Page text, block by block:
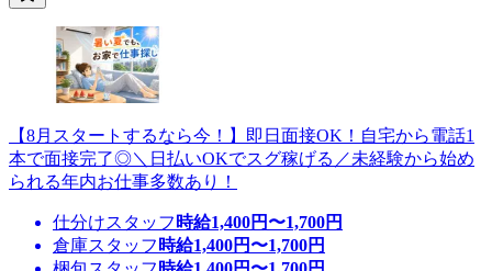
【8月スタートするなら今！】即日面接OK！自宅から電話1
本で面接完了◎＼日払いOKでスグ稼げる／未経験から始め
られる年内お仕事多数あり！
仕分けスタッフ 時給1,400円〜1,700円
倉庫スタッフ 時給1,400円〜1,700円